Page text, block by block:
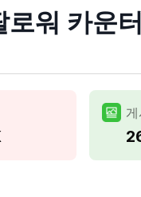
워 카운